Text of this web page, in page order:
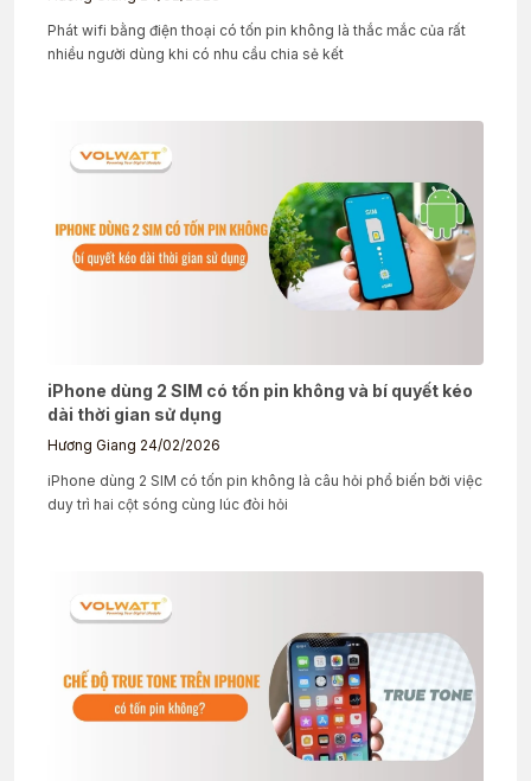
Phát wifi bằng điện thoại có tốn pin không là thắc mắc của rất
nhiều người dùng khi có nhu cầu chia sẻ kết
iPhone dùng 2 SIM có tốn pin không và bí quyết kéo
dài thời gian sử dụng
Hương Giang 24/02/2026
iPhone dùng 2 SIM có tốn pin không là câu hỏi phổ biến bởi việc
duy trì hai cột sóng cùng lúc đòi hỏi